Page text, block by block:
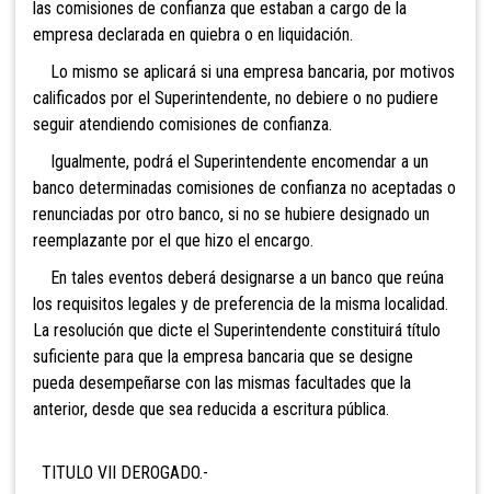
las comisiones de confianza que estaban a cargo de la
empresa declarada en quiebra o en liquidación.
Lo mismo se aplicará si una empresa bancaria, por motivos
calificados por el Superintendente, no debiere o no pudiere
seguir atendiendo comisiones de confianza.
Igualmente, podrá el Superintendente encomendar a un
banco determinadas comisiones de confianza no aceptadas o
renunciadas por otro banco, si no se hubiere designado un
reemplazante por el que hizo el encargo.
En tales eventos deberá designarse a un banco que reúna
los requisitos legales y de preferencia de la misma localidad.
La resolución que dicte el Superintendente constituirá título
suficiente para que la empresa bancaria que se designe
pueda desempeñarse con las mismas facultades que la
anterior, desde que sea reducida a escritura pública.
TITULO VII DEROGADO.-